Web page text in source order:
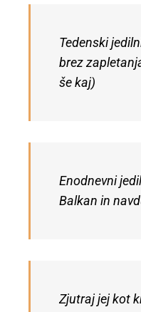
Tedenski
brez
še kaj)
Enodnevni
Balkan in
Zjutraj jej kot